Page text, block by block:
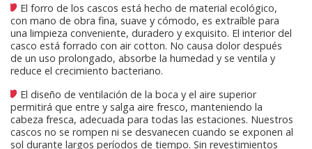
El forro de los cascos está hecho de material ecológico,
con mano de obra fina, suave y cómodo, es extraíble para
una limpieza conveniente, duradero y exquisito. El interior del
casco está forrado con air cotton. No causa dolor después
de un uso prolongado, absorbe la humedad y se ventila y
reduce el crecimiento bacteriano.
El diseño de ventilación de la boca y el aire superior
permitirá que entre y salga aire fresco, manteniendo la
cabeza fresca, adecuada para todas las estaciones. Nuestros
cascos no se rompen ni se desvanecen cuando se exponen al
sol durante largos períodos de tiempo. Sin revestimientos